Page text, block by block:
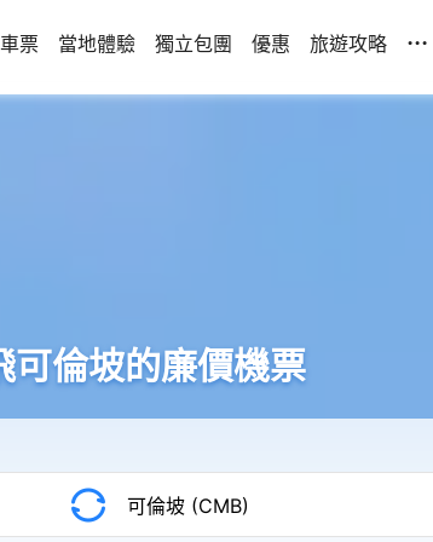
票 當地體驗 獨立包團 優惠 旅遊攻略 ...
可倫坡的廉價機票